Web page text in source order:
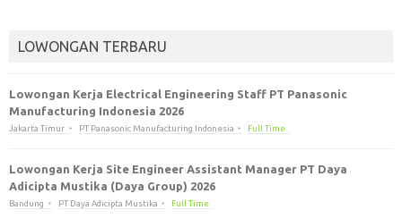
LOWONGAN TERBARU
Lowongan Kerja Electrical Engineering Staff PT Panasonic
Manufacturing Indonesia 2026
Jakarta Timur PT Panasonic Manufacturing Indonesia Full Time
Lowongan Kerja Site Engineer Assistant Manager PT Daya
Adicipta Mustika (Daya Group) 2026
Bandung PT Daya Adicipta Mustika Full Time